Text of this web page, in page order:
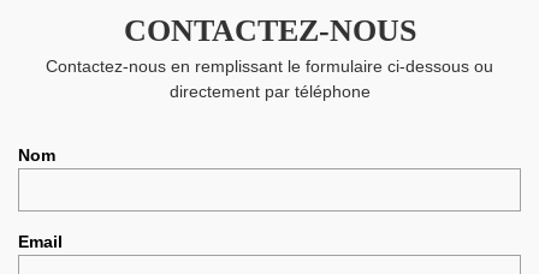
CONTACTEZ-NOUS
Contactez-nous en remplissant le formulaire ci-dessous ou
directement par téléphone
Nom
Email